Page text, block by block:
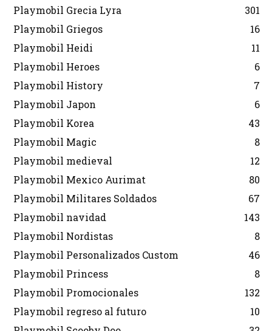
Playmobil Grecia Lyra
301
Playmobil Griegos
16
Playmobil Heidi
11
Playmobil Heroes
6
Playmobil History
7
Playmobil Japon
6
Playmobil Korea
43
Playmobil Magic
8
Playmobil medieval
12
Playmobil Mexico Aurimat
80
Playmobil Militares Soldados
67
Playmobil navidad
143
Playmobil Nordistas
8
Playmobil Personalizados Custom
46
Playmobil Princess
8
Playmobil Promocionales
132
Playmobil regreso al futuro
10